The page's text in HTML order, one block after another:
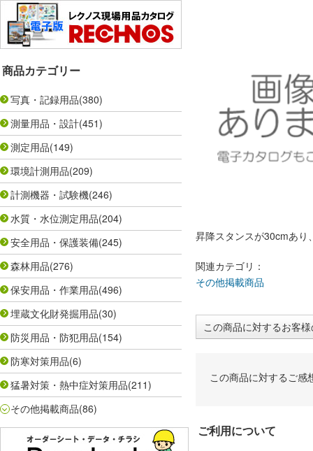
商品カテゴリー
写真・記録用品(380)
測量用品・設計(451)
測定用品(149)
環境計測用品(209)
計測機器・試験機(246)
水質・水位測定用品(204)
安全用品・保護装備(245)
森林用品(276)
保安用品・作業用品(496)
埋蔵文化財発掘用品(30)
防災用品・防犯用品(154)
防寒対策用品(6)
猛暑対策・熱中症対策用品(211)
その他掲載商品(86)
昇降スタンスが30cmあり
関連カテゴリ：
その他掲載商品
この商品に対するお客
この商品に対するご感
ご利用について